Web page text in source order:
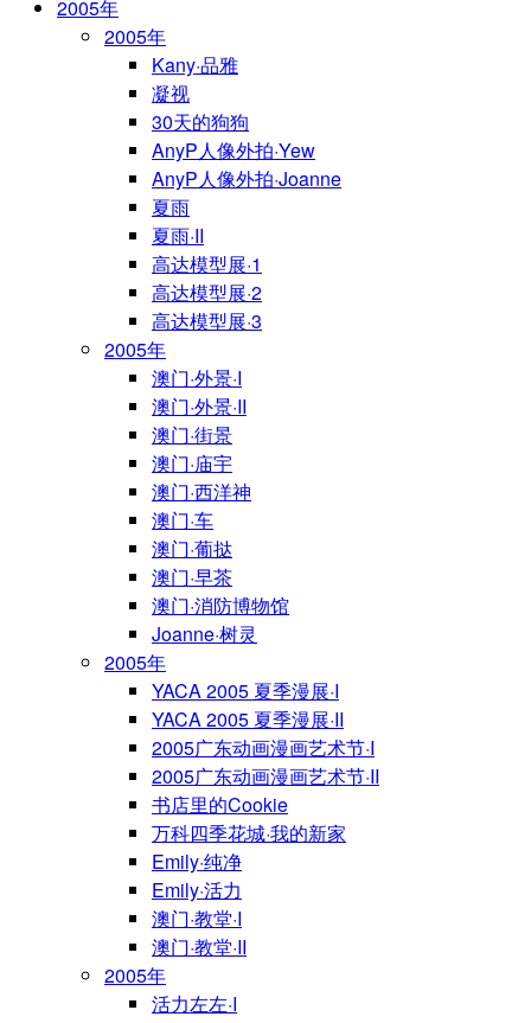
2005年
2005年
Kany·品雅
凝视
30天的狗狗
AnyP人像外拍·Yew
AnyP人像外拍·Joanne
夏雨
夏雨·II
高达模型展·1
高达模型展·2
高达模型展·3
2005年
澳门·外景·I
澳门·外景·II
澳门·街景
澳门·庙宇
澳门·西洋神
澳门·车
澳门·葡挞
澳门·早茶
澳门·消防博物馆
Joanne·树灵
2005年
YACA 2005 夏季漫展·I
YACA 2005 夏季漫展·II
2005广东动画漫画艺术节·I
2005广东动画漫画艺术节·II
书店里的Cookie
万科四季花城·我的新家
Emily·纯净
Emily·活力
澳门·教堂·I
澳门·教堂·II
2005年
活力左左·I